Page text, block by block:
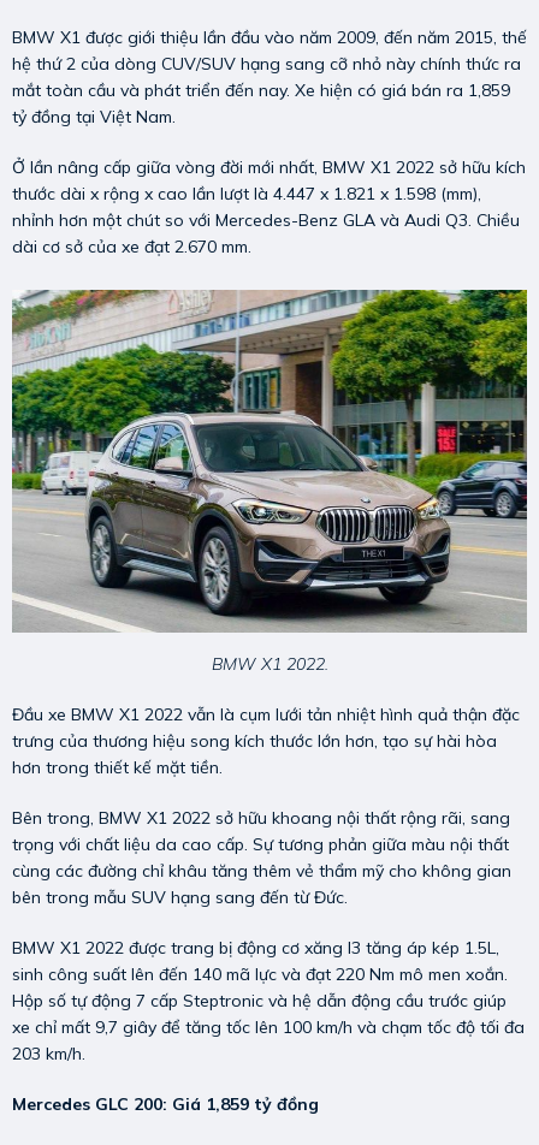
BMW X1 được giới thiệu lần đầu vào năm 2009, đến năm 2015, thế
hệ thứ 2 của dòng CUV/SUV hạng sang cỡ nhỏ này chính thức ra
mắt toàn cầu và phát triển đến nay. Xe hiện có giá bán ra 1,859
tỷ đồng tại Việt Nam.
Ở lần nâng cấp giữa vòng đời mới nhất, BMW X1 2022 sở hữu kích
thước dài x rộng x cao lần lượt là 4.447 x 1.821 x 1.598 (mm),
nhỉnh hơn một chút so với Mercedes-Benz GLA và Audi Q3. Chiều
dài cơ sở của xe đạt 2.670 mm.
BMW X1 2022.
Đầu xe BMW X1 2022 vẫn là cụm lưới tản nhiệt hình quả thận đặc
trưng của thương hiệu song kích thước lớn hơn, tạo sự hài hòa
hơn trong thiết kế mặt tiền.
Bên trong, BMW X1 2022 sở hữu khoang nội thất rộng rãi, sang
trọng với chất liệu da cao cấp. Sự tương phản giữa màu nội thất
cùng các đường chỉ khâu tăng thêm vẻ thẩm mỹ cho không gian
bên trong mẫu SUV hạng sang đến từ Đức.
BMW X1 2022 được trang bị động cơ xăng I3 tăng áp kép 1.5L,
sinh công suất lên đến 140 mã lực và đạt 220 Nm mô men xoắn.
Hộp số tự động 7 cấp Steptronic và hệ dẫn động cầu trước giúp
xe chỉ mất 9,7 giây để tăng tốc lên 100 km/h và chạm tốc độ tối đa
203 km/h.
Mercedes GLC 200: Giá 1,859 tỷ đồng